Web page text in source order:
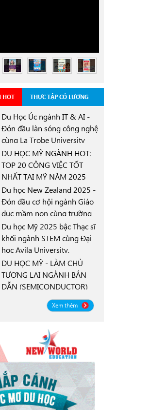
HOT THỰC TẬP CÓ LƯƠNG
Du Học Úc ngành IT & AI -
Đón đầu làn sóng công nghệ
cùng La Trobe University
Sydney Campus với học
bổng 30%
0000-00-00
DU HỌC MỸ NGÀNH HOT:
TOP 20 CÔNG VIỆC TỐT
NHẤT TẠI MỸ NĂM 2025
Du học New Zealand 2025 -
Đón đầu cơ hội ngành Giáo
dục mầm non cùng trường
New Zealand Tertiary
College NZTC
Du học Mỹ 2025 bậc Thạc sĩ
khối ngành STEM cùng Đại
học Avila University,
Goodyear, Arizona
0000-00-00
DU HỌC MỸ - LÀM CHỦ
TƯƠNG LAI NGÀNH BÁN
DẪN (SEMICONDUCTOR)
CÙNG ĐẠI HỌC OREGON
STATE UNIVERSITY OSU
Xem thêm